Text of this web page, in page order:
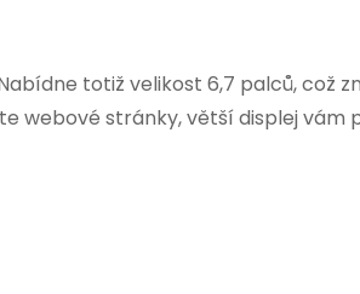
totiž velikost 6,7 palců, což
webové stránky, větší displej